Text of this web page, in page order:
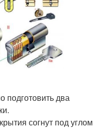
подготовить два
согнут под углом